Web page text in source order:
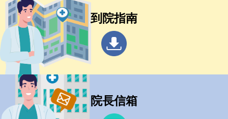
到院指南
院長信箱